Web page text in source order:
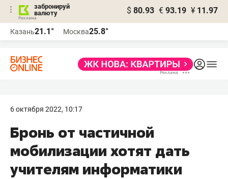
забронируй
валюту
$ 80.93 € 93.19 ¥ 11.97
Казань21.1° Москва25.8°
6 октября 2022, 10:17
Бронь от частичной
мобилизации хотят дать
учителям информатики